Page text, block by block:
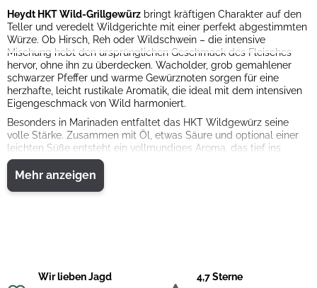
Heydt HKT Wild-Grillgewürz bringt kräftigen Charakter auf den
Teller und veredelt Wildgerichte mit einer perfekt abgestimmten
Würze. Ob Hirsch, Reh oder Wildschwein – die intensive
Mischung hebt den ursprünglichen Geschmack des Fleisches
hervor, ohne ihn zu überdecken. Wacholder, grob gemahlener
schwarzer Pfeffer und warme Gewürznoten sorgen für eine
herzhafte, leicht rustikale Aromatik, die ideal mit dem intensiven
Eigengeschmack von Wild harmoniert.
Besonders in Marinaden entfaltet das HKT Wildgewürz seine
volle Stärke. Zusammen mit Öl, etwas Säure und optional einer
leichten Süße entsteht ein vollmundiges Aroma, das tief ins
Fleisch einzieht und für saftige, geschmackvolle Ergebnisse
sorgt. Perfekt zum Einlegen vor dem Grillen oder Braten und für
intensiven Genuss bis in den Kern.
weniger mehr.
Mehr anzeigen
Wir lieben Jagd
4,7 Sterne